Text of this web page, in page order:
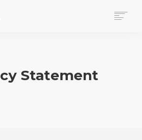
Statement